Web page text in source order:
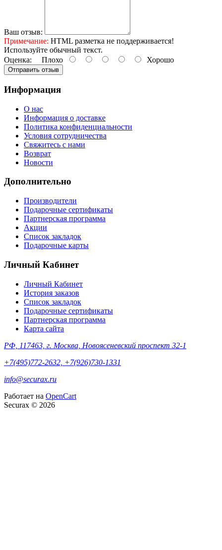
Ваш отзыв:
Примечание: HTML разметка не поддерживается!
Используйте обычный текст.
Оценка: Плохо Хорошо
Отправить отзыв
Информация
О нас
Информация о доставке
Политика конфиденциальности
Условия сотрудничества
Свяжитесь с нами
Возврат
Новости
Дополнительно
Производители
Подарочные сертификаты
Партнерская программа
Акции
Список закладок
Подарочные карты
Личный Кабинет
Личный Кабинет
История заказов
Список закладок
Подарочные сертификаты
Партнерская программа
Карта сайта
РФ, 117463, г. Москва, Новоясеневский проспект 32-1
+7(495)772-2632, +7(926)730-1331
info@securax.ru
Работает на OpenCart
Securax © 2026